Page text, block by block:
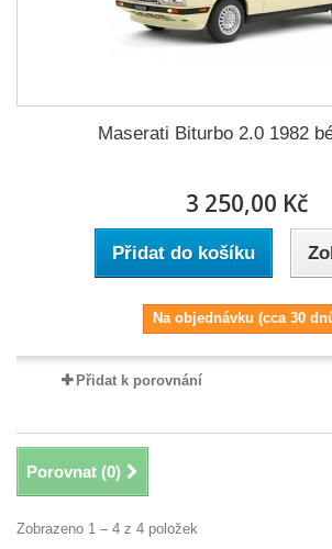
Maserati Biturbo 2.0 1982
3 250,00 Kč
Přidat do košíku
Na objednávku (cca 30
Přidat k porovnání
Porovnat (0)
Zobrazeno 1 – 4 z 4 položek